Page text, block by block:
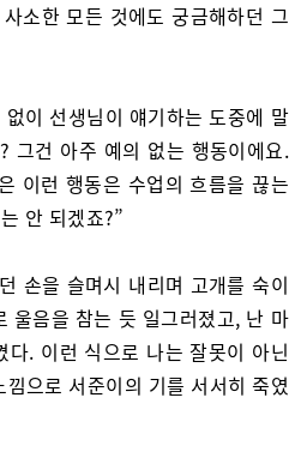
소한 모든 것에도 궁금해하던 그
이 선생님이 얘기하는 도중에 말
그건 아주 예의 없는 행동이에요.
이런 행동은 수업의 흐름을 끊는
안 되겠죠?”
손을 슬며시 내리며 고개를 숙이
울음을 참는 듯 일그러졌고, 난 마
다. 이런 식으로 나는 잘못이 아닌
으로 서준이의 기를 서서히 죽였